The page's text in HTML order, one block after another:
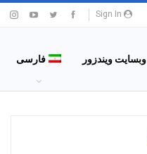
وبسایت ویندزور فارسی